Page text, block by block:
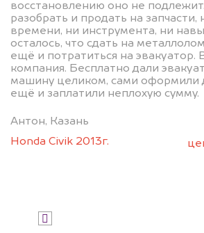
восстановлению оно не
разобрать и продать на запчасти,
времени, ни инструмента, ни
осталось, что сдать на
ещё и потратиться на эвакуатор.
компания. Бесплатно дали
машину целиком, сами оформили
ещё и заплатили неплохую сумму.
Антон, Казань
Honda Civik 2013г.
Мы купим ваше авто на
дороже, чем